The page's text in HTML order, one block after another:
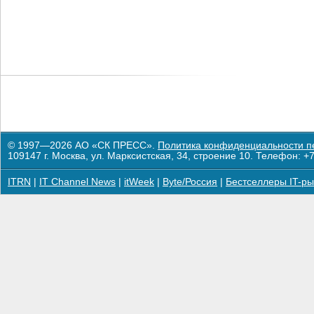
© 1997—2026 АО «СК ПРЕСС». Политика конфиденциальности
109147 г. Москва, ул. Марксистская, 34, строение 10. Телефон:
ITRN IT Channel News itWeek Byte/Россия Бестселлеры IT-